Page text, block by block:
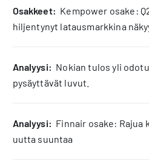
osakkeet: Kempower osake:
hiljentynyt latausmarkkina
analyysi: Nokian tulos yli
pysäyttävät luvut.
analyysi: Finnair osake: Rajua
uutta suuntaa